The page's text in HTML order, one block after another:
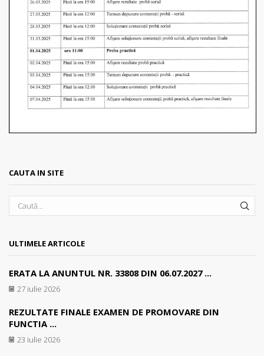
CAUTA IN SITE
ULTIMELE ARTICOLE
ERATA LA ANUNTUL NR. 33808 DIN 06.07.2027 ...
27 iulie 2026
REZULTATE FINALE EXAMEN DE PROMOVARE DIN
FUNCTIA ...
23 iulie 2026